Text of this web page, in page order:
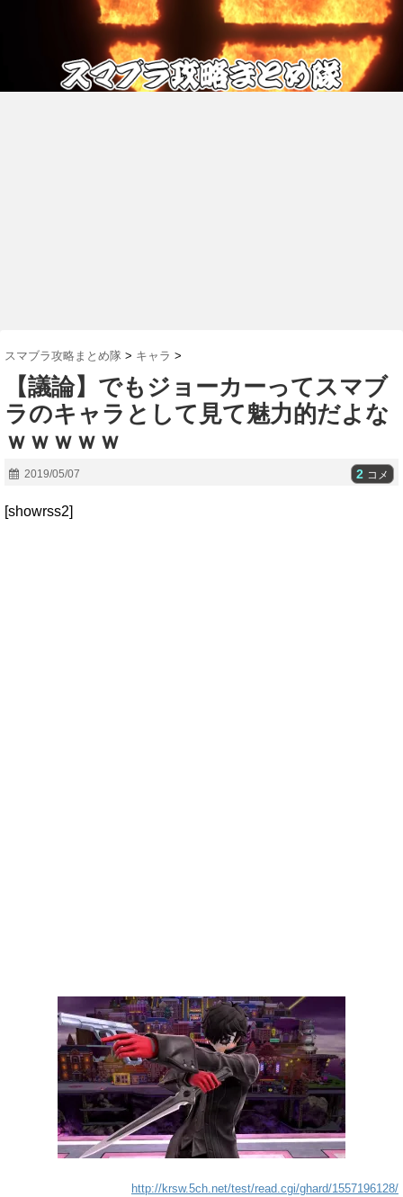
スマブラ攻略まとめ隊 > キャラ >
【議論】でもジョーカーってスマブ
ラのキャラとして見て魅力的だよな
ｗｗｗｗｗ
2019/05/07 2 コメ
[showrss2]
http://krsw.5ch.net/test/read.cgi/ghard/1557196128/